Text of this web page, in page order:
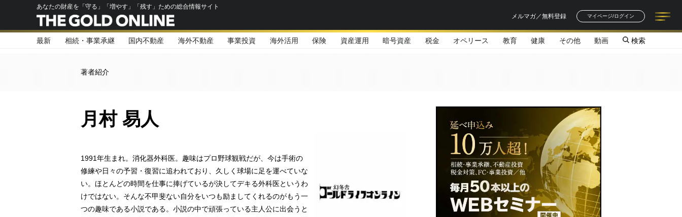
あなたの財産を「守る」「増やす」「残す」ための総合情報サイト
メルマガ／無料登録
マイページ/ログイン
記事一覧
著者一覧
最新 相続・事業承継 国内不動産 海外不動産 事業投資 海外活用 保険 資産運用 暗号資産 税金 オペリース 教育 健康 その他 動画 検索
著者紹介
月村 易人
1991年生まれ。消化器外科医。趣味はプロ野球観戦だが、今は手術の
修練や日々の予習・復習に追われており、久しく球場に足を運べていな
い。ほとんどの時間を仕事に捧げているが決してデキる外科医というわ
けではない。そんな不甲斐ない自分をいつも励ましてくれるのがもう一
つの趣味である小説である。小説の中で頑張っている主人公に出会うと